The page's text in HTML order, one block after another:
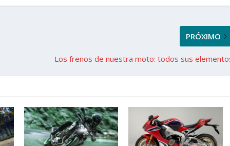
PRÓXIMO
Los frenos de nuestra moto: todos sus